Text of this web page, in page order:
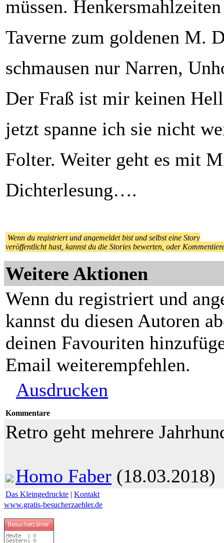
müssen.
Taverne zum goldenen M.
schmausen nur Narren,
Der Fraß ist mir keinen
jetzt spanne ich sie nicht
Folter. Weiter geht es mit
Dichterlesung….
Wenn du registriert und angemeldet bist und selbst eine Story
veröffentlicht hast, kannst du die Stories bewerten, oder
Weitere Aktionen
Wenn du registriert und
kannst du diesen Autoren
deinen Favouriten
Email weiterempfehlen.
Ausdrucken
Kommentare
Retro geht mehrere
Homo Faber (18.03.2018)
Das Kleingedruckte | Kontakt
www.gratis-besucherzaehler.de